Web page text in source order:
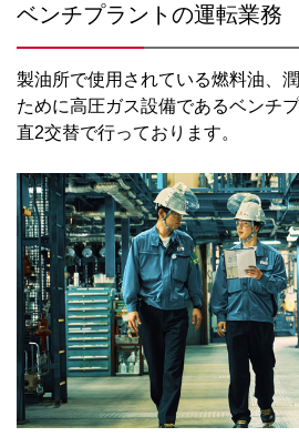
ベンチプラントの運転業務
製油所で使用されている燃料油、
ために高圧ガス設備であるベンチ
直2交替で行っております。